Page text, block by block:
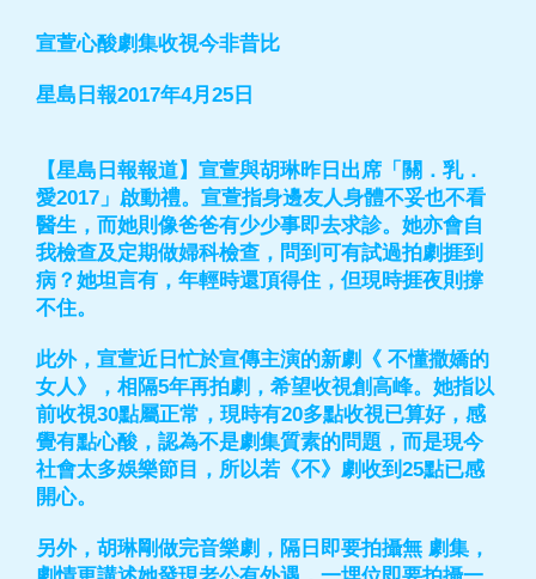
宣萱心酸劇集收視今非昔比
星島日報2017年4月25日
【星島日報報道】宣萱與胡琳昨日出席「關．乳．
愛2017」啟動禮。宣萱指身邊友人身體不妥也不看
醫生，而她則像爸爸有少少事即去求診。她亦會自
我檢查及定期做婦科檢查，問到可有試過拍劇捱到
病？她坦言有，年輕時還頂得住，但現時捱夜則撐
不住。
此外，宣萱近日忙於宣傳主演的新劇《 不懂撒嬌的
女人》，相隔5年再拍劇，希望收視創高峰。她指以
前收視30點屬正常，現時有20多點收視已算好，感
覺有點心酸，認為不是劇集質素的問題，而是現今
社會太多娛樂節目，所以若《不》劇收到25點已感
開心。
另外，胡琳剛做完音樂劇，隔日即要拍攝無 劇集，